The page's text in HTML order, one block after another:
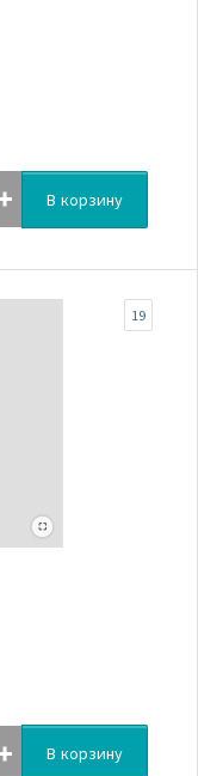
В корзину
19
В корзину